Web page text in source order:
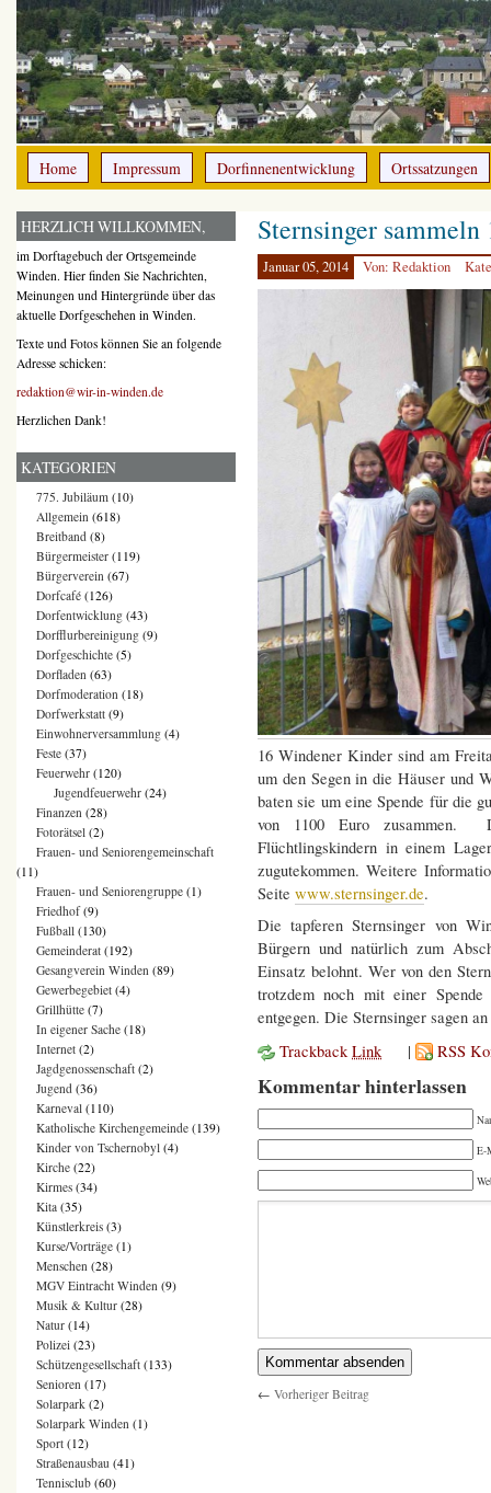
Home Impressum Dorfinnenentwicklung Ortssatzungen
Sternsinger sammeln
Januar 05, 2014 Von: Redaktion
16 Windener Kinder sind am
um den Segen in die Häuser und
baten sie um eine Spende für die
von 1100 Euro zusammen.
Flüchtlingskindern in einem
zugutekommen. Weitere
Seite www.sternsinger.de.
Die tapferen Sternsinger von
Bürgern und natürlich zum
Einsatz belohnt. Wer von den
trotzdem noch mit einer
entgegen. Die Sternsinger sagen
TrackbackLink | RSS
Kommentar hinterlassen
E-
← Vorheriger Beitrag
HERZLICH WILLKOMMEN,
im Dorftagebuch der Ortsgemeinde
Winden. Hier finden Sie Nachrichten,
Meinungen und Hintergründe über das
aktuelle Dorfgeschehen in Winden.
Texte und Fotos können Sie an folgende
Adresse schicken:
redaktion@wir-in-winden.de
Herzlichen Dank!
KATEGORIEN
775. Jubiläum (10)
Allgemein (618)
Breitband (8)
Bürgermeister (119)
Bürgerverein (67)
Dorfcafé (126)
Dorfentwicklung (43)
Dorfflurbereinigung (9)
Dorfgeschichte (5)
Dorfladen (63)
Dorfmoderation (18)
Dorfwerkstatt (9)
Einwohnerversammlung (4)
Feste (37)
Feuerwehr (120)
Jugendfeuerwehr (24)
Finanzen (28)
Fotorätsel (2)
Frauen- und Seniorengemeinschaft
(11)
Frauen- und Seniorengruppe (1)
Friedhof(9)
Fußball (130)
Gemeinderat (192)
Gesangverein Winden (89)
Gewerbegebiet (4)
Grillhütte (7)
In eigener Sache (18)
Internet (2)
Jagdgenossenschaft (2)
Jugend (36)
Karneval (110)
Katholische Kirchengemeinde (139)
Kinder von Tschernobyl (4)
Kirche (22)
Kirmes (34)
Kita (35)
Künstlerkreis (3)
Kurse/Vorträge (1)
Menschen (28)
MGV Eintracht Winden (9)
Musik & Kultur (28)
Natur (14)
Polizei (23)
Schützengesellschaft (133)
Senioren (17)
Solarpark (2)
Solarpark Winden (1)
Sport (12)
Straßenausbau (41)
Tennisclub (60)